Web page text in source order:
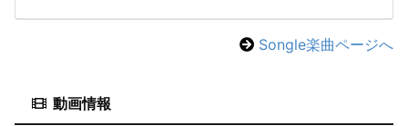
Songle楽曲ページへ
動画情報